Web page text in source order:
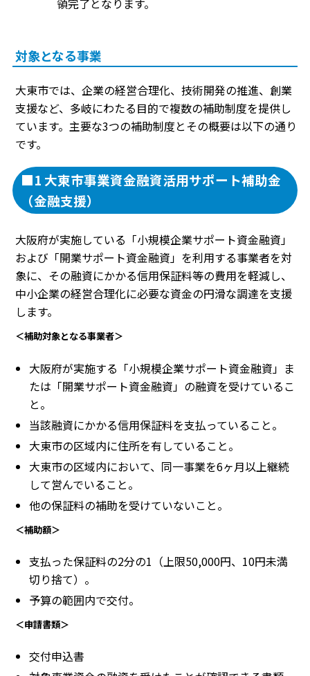
領完了となります。
対象となる事業
大東市では、企業の経営合理化、技術開発の推進、創業
支援など、多岐にわたる目的で複数の補助制度を提供し
ています。主要な3つの補助制度とその概要は以下の通り
です。
■1 大東市事業資金融資活用サポート補助金
（金融支援）
大阪府が実施している「小規模企業サポート資金融資」
および「開業サポート資金融資」を利用する事業者を対
象に、その融資にかかる信用保証料等の費用を軽減し、
中小企業の経営合理化に必要な資金の円滑な調達を支援
します。
＜補助対象となる事業者＞
大阪府が実施する「小規模企業サポート資金融資」ま
たは「開業サポート資金融資」の融資を受けているこ
と。
当該融資にかかる信用保証料を支払っていること。
大東市の区域内に住所を有していること。
大東市の区域内において、同一事業を6ヶ月以上継続
して営んでいること。
他の保証料の補助を受けていないこと。
＜補助額＞
支払った保証料の2分の1（上限50,000円、10円未満
切り捨て）。
予算の範囲内で交付。
＜申請書類＞
交付申込書